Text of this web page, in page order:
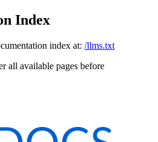
Index
index at: /llms.txt
all available pages before